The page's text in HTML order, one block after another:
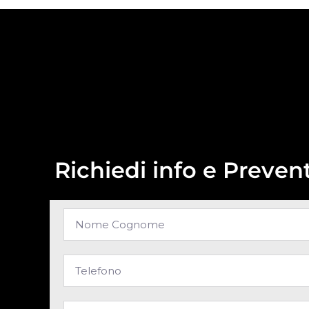
Richiedi info e